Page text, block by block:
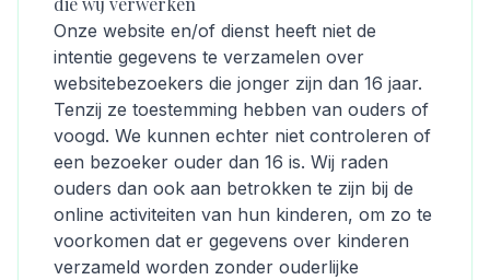
Onze website en/of dienst heeft niet de
intentie gegevens te verzamelen over
websitebezoekers die jonger zijn dan 16 jaar.
Tenzij ze toestemming hebben van ouders of
voogd. We kunnen echter niet controleren of
een bezoeker ouder dan 16 is. Wij raden
ouders dan ook aan betrokken te zijn bij de
online activiteiten van hun kinderen, om zo te
voorkomen dat er gegevens over kinderen
verzameld worden zonder ouderlijke